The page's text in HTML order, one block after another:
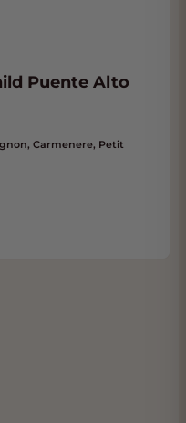
Puente Alto
Carmenere, Petit